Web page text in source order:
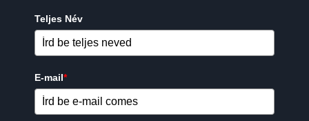
Teljes Név
E-mail*